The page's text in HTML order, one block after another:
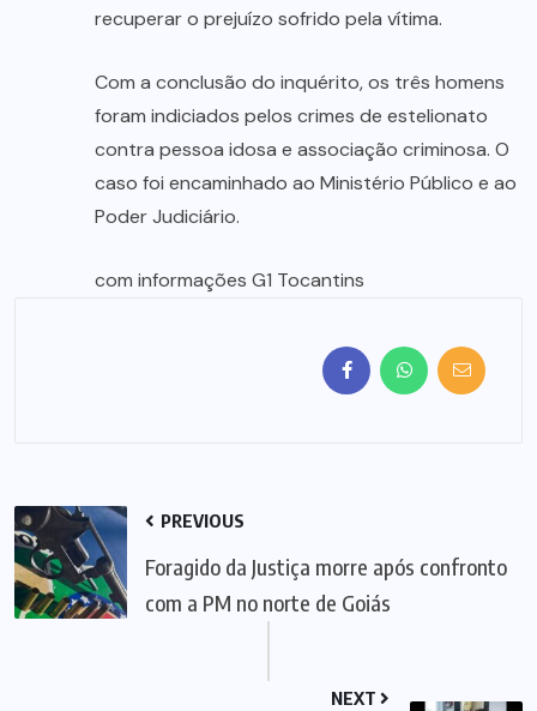
recuperar o prejuízo sofrido pela vítima.
Com a conclusão do inquérito, os três homens
foram indiciados pelos crimes de estelionato
contra pessoa idosa e associação criminosa. O
caso foi encaminhado ao Ministério Público e ao
Poder Judiciário.
com informações G1 Tocantins
PREVIOUS
Foragido da Justiça morre após confronto
com a PM no norte de Goiás
NEXT